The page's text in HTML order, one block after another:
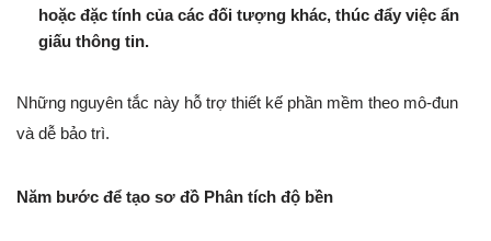
hoặc đặc tính của các đối tượng khác, thúc đẩy việc ẩn
giấu thông tin.
Những nguyên tắc này hỗ trợ thiết kế phần mềm theo mô-đun
và dễ bảo trì.
Năm bước để tạo sơ đồ Phân tích độ bền